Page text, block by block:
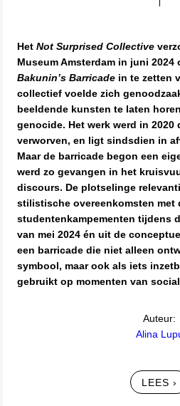
Het Not Surprised Collective
Museum Amsterdam in juni 2024
Bakunin’s Barricade in te zetten
collectief voelde zich
beeldende kunsten te laten
genocide. Het werk werd in 2020
verworven, en ligt sindsdien in
Maar de barricade begon een
werd zo gevangen in het
discours. De plotselinge
stilistische overeenkomsten met
studentenkampementen tijdens
van mei 2024 én uit de
een barricade die niet alleen
symbool, maar ook als iets
gebruikt op momenten van
Auteur:
Alina
LEES ›